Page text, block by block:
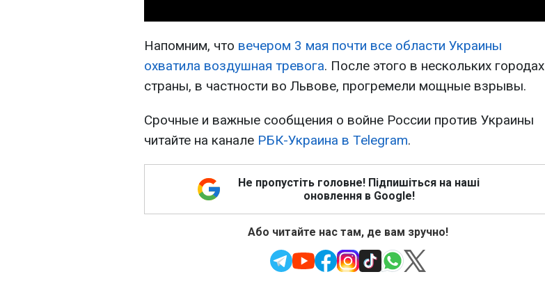
Напомним, что вечером 3 мая почти все области Украины
охватила воздушная тревога. После этого в нескольких городах
страны, в частности во Львове, прогремели мощные взрывы.
Срочные и важные сообщения о войне России против Украины
читайте на канале РБК-Украина в Telegram.
Не пропустіть головне! Підпишіться на наші
оновлення в Google!
Або читайте нас там, де вам зручно!